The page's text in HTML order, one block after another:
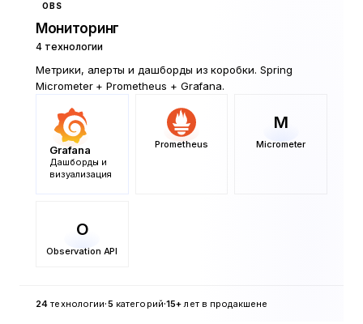
OBS
Мониторинг
4 технологии
Метрики, алерты и дашборды из коробки. Spring
Micrometer + Prometheus + Grafana.
Grafana
Дашборды и
визуализация
Prometheus
M
Micrometer
O
Observation API
24 технологии·5 категорий·15+лет в продакшене